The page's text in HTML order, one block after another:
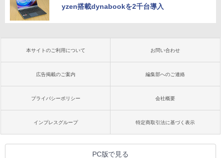
yzen搭載dynabookを2千台導入
本サイトのご利用について お問い合わせ
広告掲載のご案内 編集部へのご連絡
プライバシーポリシー 会社概要
インプレスグループ 特定商取引法に基づく表示
PC版で見る